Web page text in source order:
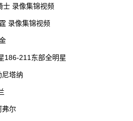
士 录像集锦视频
录像集锦视频
186-211东部全明星
塔纳
弗尔